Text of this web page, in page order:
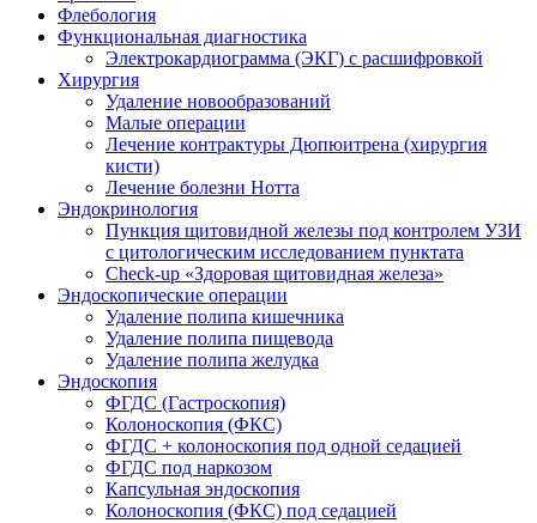
Флебология
Функциональная диагностика
Электрокардиограмма (ЭКГ) с расшифровкой
Хирургия
Удаление новообразований
Малые операции
Лечение контрактуры Дюпюитрена (хирургия
кисти)
Лечение болезни Нотта
Эндокринология
Пункция щитовидной железы под контролем УЗИ
с цитологическим исследованием пунктата
Check-up «Здоровая щитовидная железа»
Эндоскопические операции
Удаление полипа кишечника
Удаление полипа пищевода
Удаление полипа желудка
Эндоскопия
ФГДС (Гастроскопия)
Колоноскопия (ФКС)
ФГДС + колоноскопия под одной седацией
ФГДС под наркозом
Капсульная эндоскопия
Колоноскопия (ФКС) под седацией